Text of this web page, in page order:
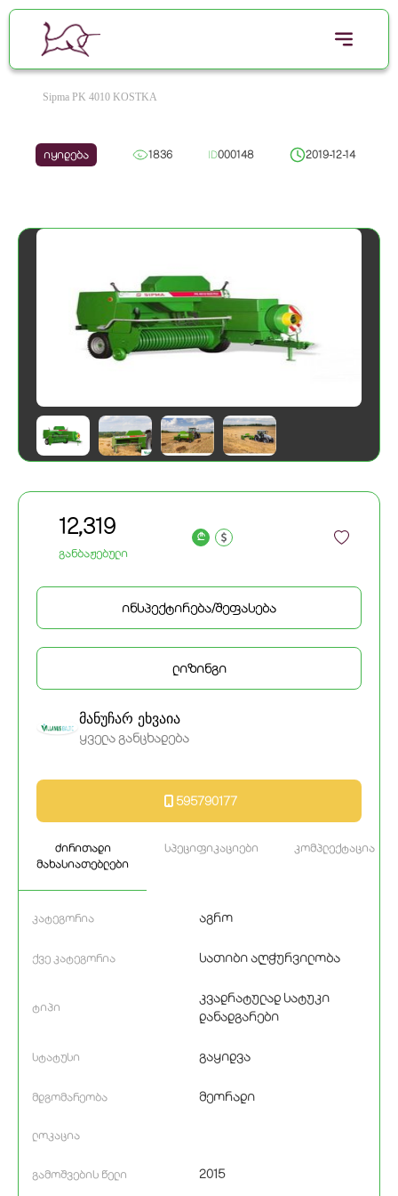
Sipma PK 4010 KOSTKA
იყიდება 1836 ID000148 2019-12-14
12,319
განბაჟებული
a
ძირითადი
მახასიათებლები
სპეციფიკაციები კომპლექტაცია
კატეგორია აგრო
ქვე კატეგორია სათიბი აღჭურვილობა
ტიპი
კვადრატულად სატუკი
დანადგარები
სტატუსი გაყიდვა
მდგომარეობა მეორადი
ლოკაცია
გამოშვების წელი 2015
ინსპექტირება/შეფასება
ლიზინგი
მანუჩარ ეხვაია
ყველა განცხადება
595790177